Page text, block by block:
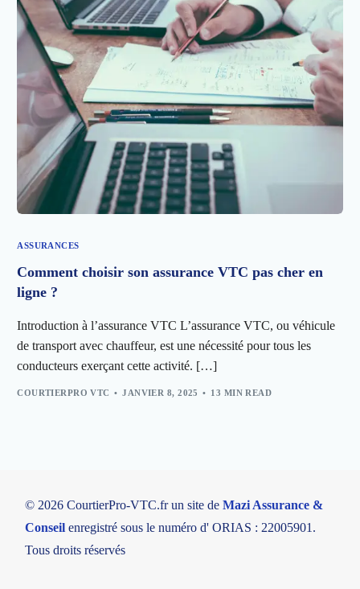
ASSURANCES
Comment choisir son assurance VTC pas cher en
ligne ?
Introduction à l’assurance VTC L’assurance VTC, ou véhicule
de transport avec chauffeur, est une nécessité pour tous les
conducteurs exerçant cette activité. […]
COURTIERPRO VTC JANVIER 8, 2025 13 MIN READ
© 2026 CourtierPro-VTC.fr un site deMazi Assurance &
Conseil enregistré sous le numéro d' ORIAS : 22005901.
Tous droits réservés